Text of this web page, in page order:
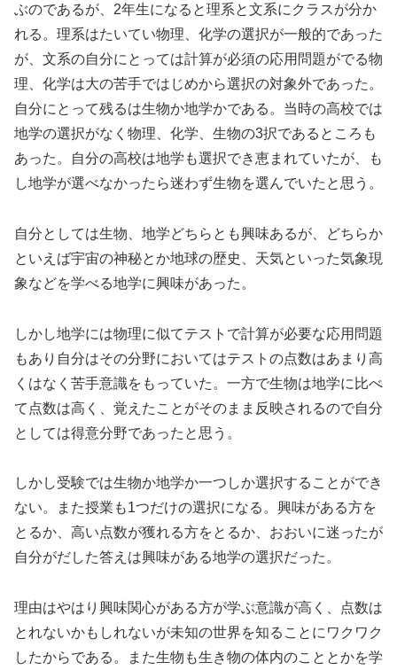
ぶのであるが、2年生になると理系と文系にクラスが分か
れる。理系はたいてい物理、化学の選択が一般的であった
が、文系の自分にとっては計算が必須の応用問題がでる物
理、化学は大の苦手ではじめから選択の対象外であった。
自分にとって残るは生物か地学かである。当時の高校では
地学の選択がなく物理、化学、生物の3択であるところも
あった。自分の高校は地学も選択でき恵まれていたが、も
し地学が選べなかったら迷わず生物を選んでいたと思う。
自分としては生物、地学どちらとも興味あるが、どちらか
といえば宇宙の神秘とか地球の歴史、天気といった気象現
象などを学べる地学に興味があった。
しかし地学には物理に似てテストで計算が必要な応用問題
もあり自分はその分野においてはテストの点数はあまり高
くはなく苦手意識をもっていた。一方で生物は地学に比べ
て点数は高く、覚えたことがそのまま反映されるので自分
としては得意分野であったと思う。
しかし受験では生物か地学か一つしか選択することができ
ない。また授業も1つだけの選択になる。興味がある方を
とるか、高い点数が獲れる方をとるか、おおいに迷ったが
自分がだした答えは興味がある地学の選択だった。
理由はやはり興味関心がある方が学ぶ意識が高く、点数は
とれないかもしれないが未知の世界を知ることにワクワク
したからである。また生物も生き物の体内のこととかを学